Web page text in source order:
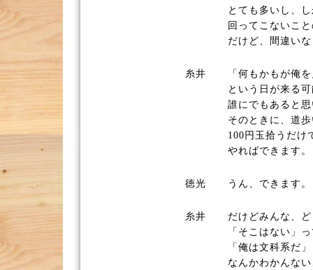
とても多いし、
回ってこないこ
だけど、間違い
糸井
「何もかもが俺
という日が来る
誰にでもあると
そのときに、道
100円玉拾うだけ
やればできます。
徳光 うん、できます。
糸井
だけどみんな、
「そこはない」
「俺は文科系だ
なんかわかんな